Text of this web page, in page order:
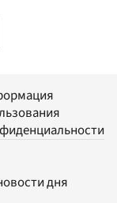
дня